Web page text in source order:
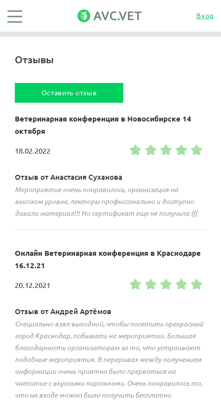
Вход
Отзывы
Оставить отзыв
Ветеринарная конференция в Новосибирске 14
октября
18.02.2022
Отзыв от Анастасия Суханова
Мероприятие очень понравилось, организация на
высоком уровне, лекторы профиссонально и доступно
давали материал!!! Но сертификат еще не получила (((
Онлайн Ветеринарная конференция в Краснодаре
16.12.21
20.12.2021
Отзыв от Андрей Артёмов
Специально взял выходной, чтобы посетить прекрасный
город Краснодар, побывать на мероприятии. Большая
благодарность организаторам за то, что устраивают
подобные мероприятия. В перерывах между получением
информации очень приятно было прерваться на
чаепитие с вкусными пирожками. Очень понравилось то,
что на входе можно было получить бесплатно